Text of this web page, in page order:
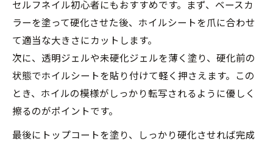
セルフネイル初心者にもおすすめです。まず、ベースカ
ラーを塗って硬化させた後、ホイルシートを爪に合わせ
て適当な大きさにカットします。
次に、透明ジェルや未硬化ジェルを薄く塗り、硬化前の
状態でホイルシートを貼り付けて軽く押さえます。この
とき、ホイルの模様がしっかり転写されるように優しく
擦るのがポイントです。
最後にトップコートを塗り、しっかり硬化させれば完成